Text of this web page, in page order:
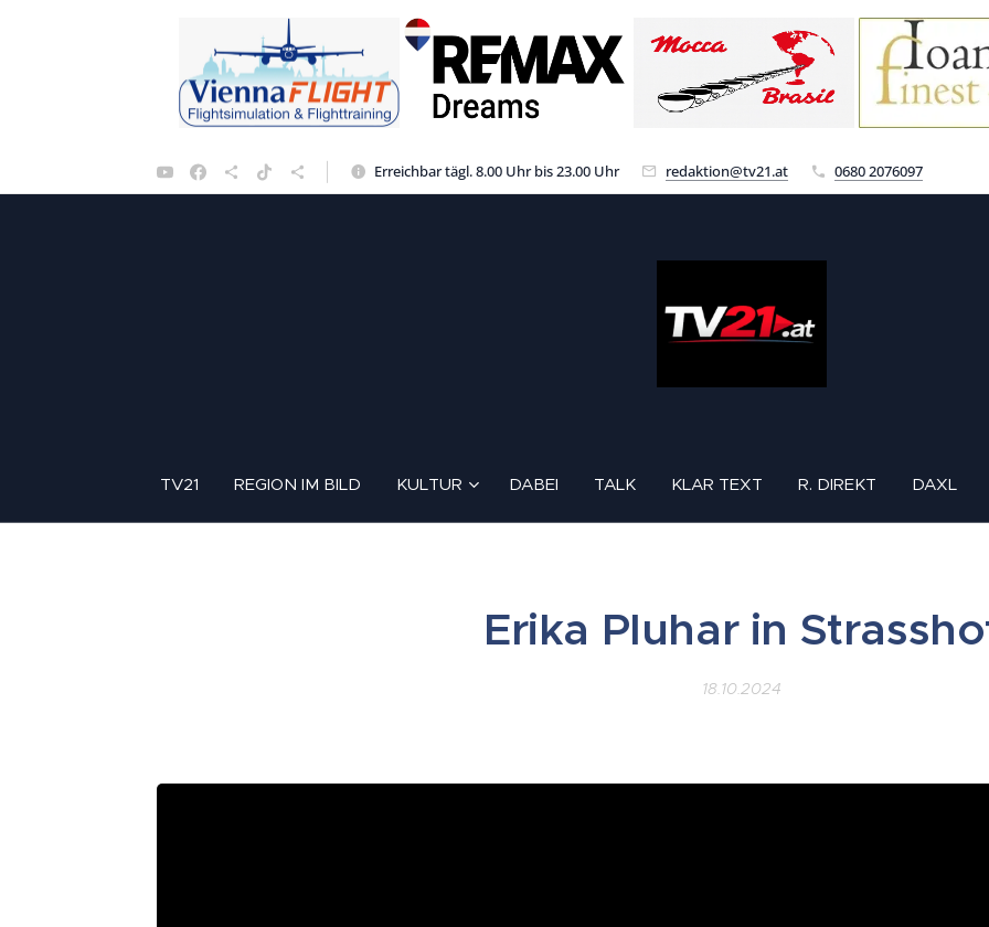
Erreichbar tägl. 8.00 Uhr bis 23.00 Uhr redaktion@tv21.at 0680 2076097
TV21 REGION IM BILD KULTUR DABEI TALK KLAR TEXT R. DIREKT DAXL
Erika Pluhar in
18.10.2024